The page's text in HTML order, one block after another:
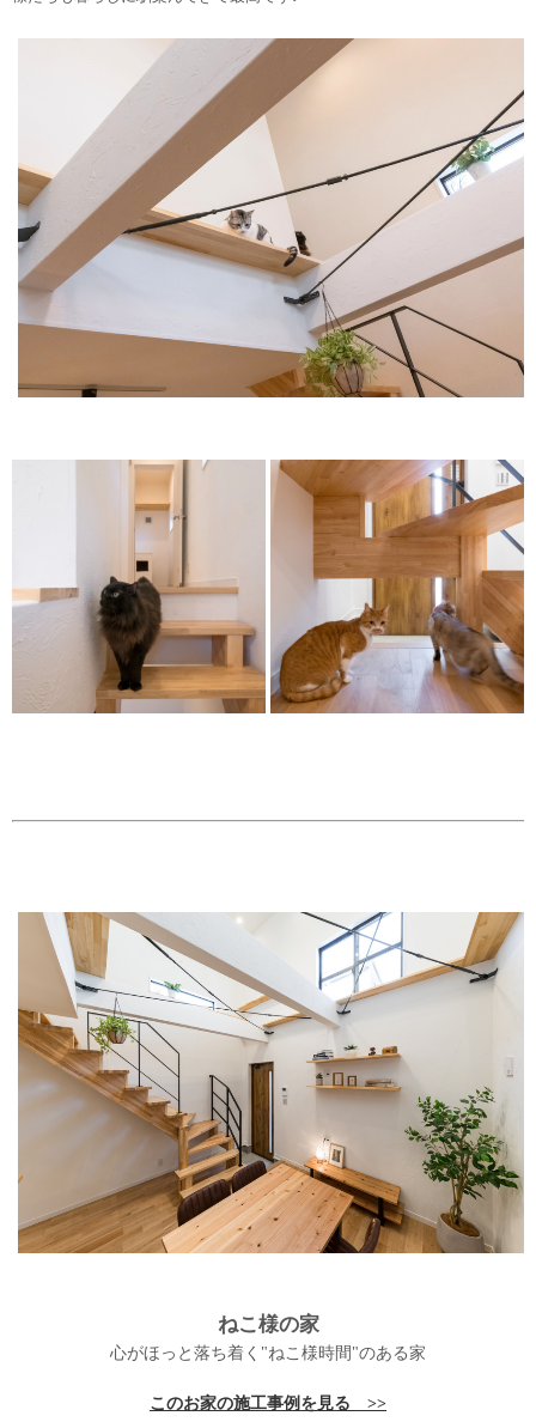
ねこ様の家
心がほっと落ち着く"ねこ様時間"のある家
このお家の施工事例を見る >>